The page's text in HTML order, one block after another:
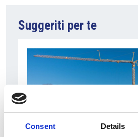
Consent Details
Suggeriti per te